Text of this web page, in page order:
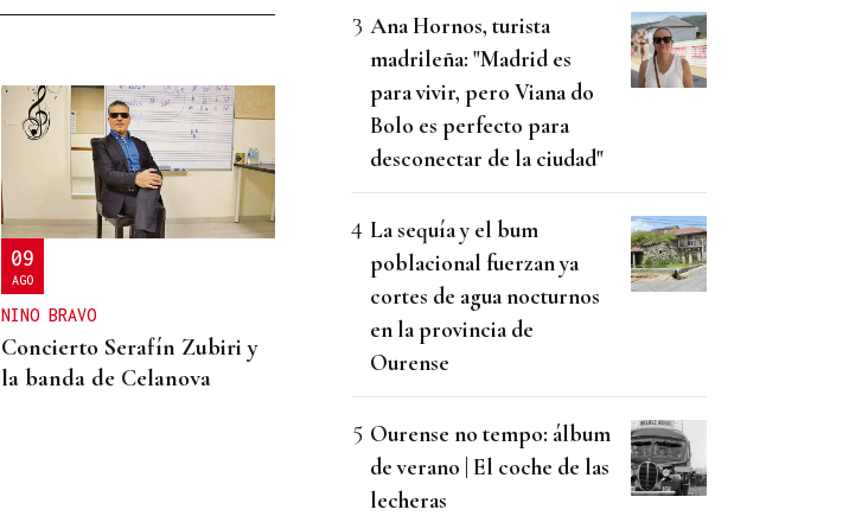
09
AGO
NINO BRAVO
Concierto Serafín Zubiri y
la banda de Celanova
Ana Hornos, turista
madrileña: "Madrid es
para vivir, pero Viana do
Bolo es perfecto para
desconectar de la ciudad"
La sequía y el bum
poblacional fuerzan ya
cortes de agua nocturnos
en la provincia de
Ourense
Ourense no tempo: álbum
de verano | El coche de las
lecheras